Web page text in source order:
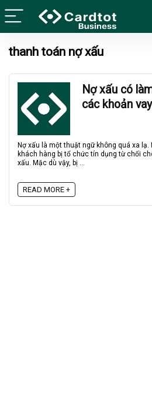
thanh toán nợ xấu
Nợ xấu có
các khoản
Nợ xấu là một thuật ngữ không quá xa
khách hàng bị tổ chức tín dụng từ chối
xấu. Mặc dù vậy, bị ...
READ MORE +